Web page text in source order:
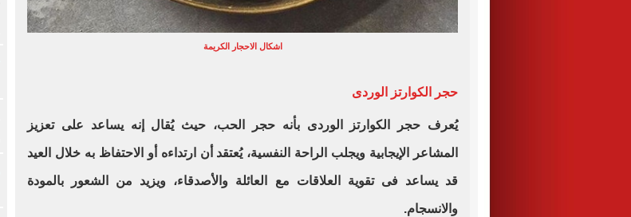
اشكال الاحجار الكريمة
حجر الكوارتز الوردى
يُعرف حجر الكوارتز الوردى بأنه حجر الحب، حيث يُقال إنه يساعد على تعزيز
المشاعر الإيجابية ويجلب الراحة النفسية، يُعتقد أن ارتداءه أو الاحتفاظ به خلال العيد
قد يساعد فى تقوية العلاقات مع العائلة والأصدقاء، ويزيد من الشعور بالمودة
والانسجام.